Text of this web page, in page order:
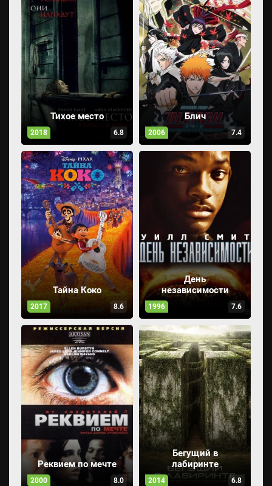
Тихое место
2018 6.8
Блич
2006 7.4
Тайна Коко
2017 8.6
День
независимости
1996 7.6
Реквием по мечте
2000 8.0
Бегущий в
лабиринте
2014 6.8